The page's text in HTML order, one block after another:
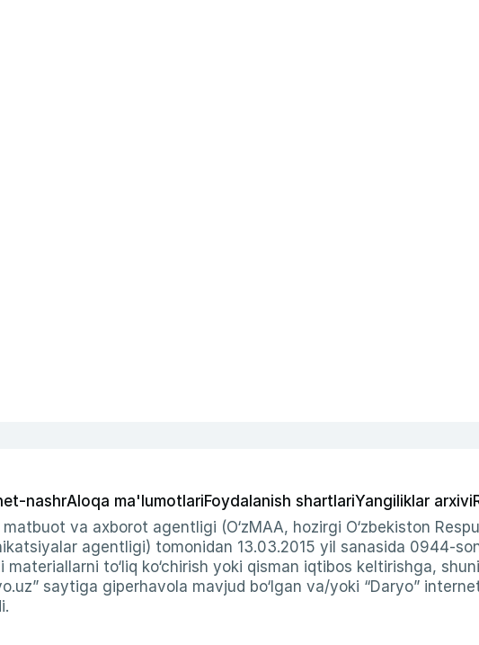
nashrAloqa ma'lumotlariFoydalanish shartlariYangiliklar arxivi
va axborot agentligi (O‘zMAA, hozirgi O‘zbekiston
agentligi) tomonidan 13.03.2015 yil sanasida 0944-
to‘liq ko‘chirish yoki qisman iqtibos keltirishga,
saytiga giperhavola mavjud bo‘lgan va/yoki “Daryo”